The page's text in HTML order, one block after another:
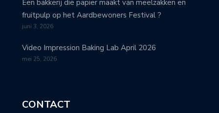
Een bakkerij die papier maakt van meelzakken en
fruitpulp op het Aardbewoners Festival ?
juni 3, 2026
Video Impression Baking Lab April 2026
mei 25, 2026
CONTACT